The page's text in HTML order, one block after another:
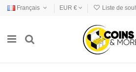
Français EUR € Liste de